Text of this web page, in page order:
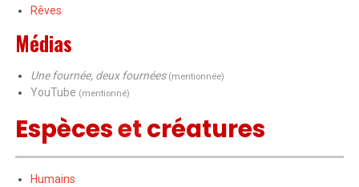
Rêves
Médias
Une fournée, deux fournées (mentionnée)
YouTube (mentionné)
Espècesetcréatures
Humains